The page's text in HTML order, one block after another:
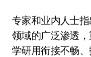
专家和业内人士
领域的广泛渗透
学研用衔接不畅